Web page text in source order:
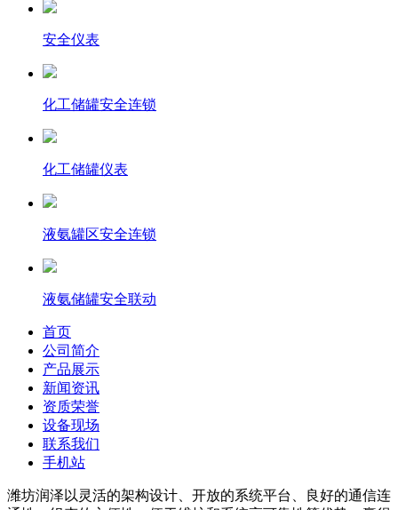
安全仪表
化工储罐安全连锁
化工储罐仪表
液氨罐区安全连锁
液氨储罐安全联动
首页
公司简介
产品展示
新闻资讯
资质荣誉
设备现场
联系我们
手机站
潍坊润泽以灵活的架构设计、开放的系统平台、良好的通信连